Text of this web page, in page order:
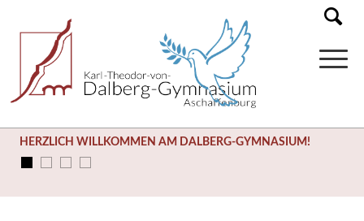
HERZLICH WILLKOMMEN AM DALBERG-GYMNASIUM!